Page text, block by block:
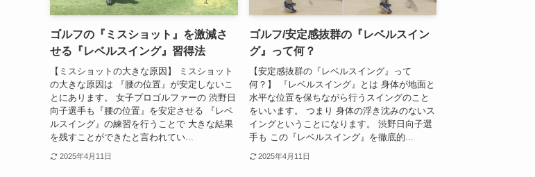
ゴルフの『ミスショット』を激減さ
せる『レベルスイング』習得法
【ミスショットの大きな原因】 ミスショット
の大きな原因は 『腰の位置』が安定しないこ
とにあります。 女子プロゴルファーの 渋野日
向子選手も『腰の位置』を安定させる 『レベ
ルスイング』の練習を行うことで 大きな結果
を残すことができたと言われてい...
2025年4月11日
ゴルフ/安定感抜群の『レベルスイン
グ』って何？
【安定感抜群の『レベルスイング』って
何？】 『レベルスイング』とは 身体が地面と
水平な位置を保ちながら行うスイングのこと
をいいます。 つまり 身体の浮き沈みのないス
イングということになります。 渋野日向子選
手も この『レベルスイング』を徹底的...
2025年4月11日